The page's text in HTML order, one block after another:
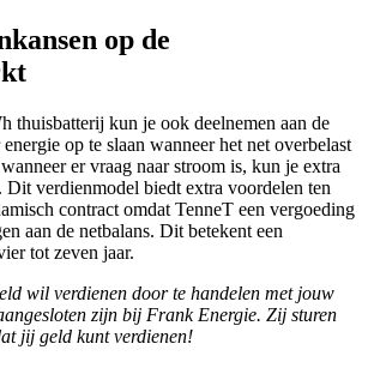
op de
thuisbatterij kun je ook deelnemen aan de
op te slaan wanneer het net overbelast
er vraag naar stroom is, kun je extra
Dit verdienmodel biedt extra voordelen ten
contract omdat TenneT een vergoeding
aan de netbalans. Dit betekent een
tot zeven jaar.
wil verdienen door te handelen met jouw
zijn bij Frank Energie. Zij sturen
jij geld kunt verdienen!